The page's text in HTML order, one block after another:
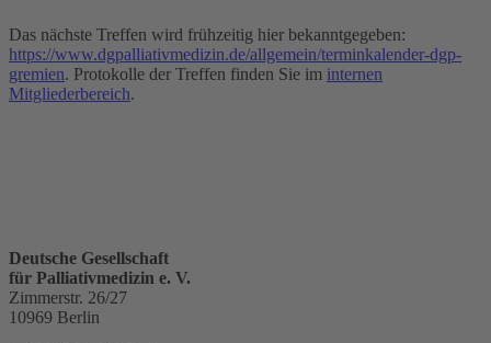
Das nächste Treffen wird frühzeitig hier bekanntgegeben:
https://www.dgpalliativmedizin.de/allgemein/terminkalender-dgp-
gremien. Protokolle der Treffen finden Sie im internen
Mitgliederbereich.
Deutsche Gesellschaft
für Palliativmedizin e. V.
Zimmerstr. 26/27
10969 Berlin